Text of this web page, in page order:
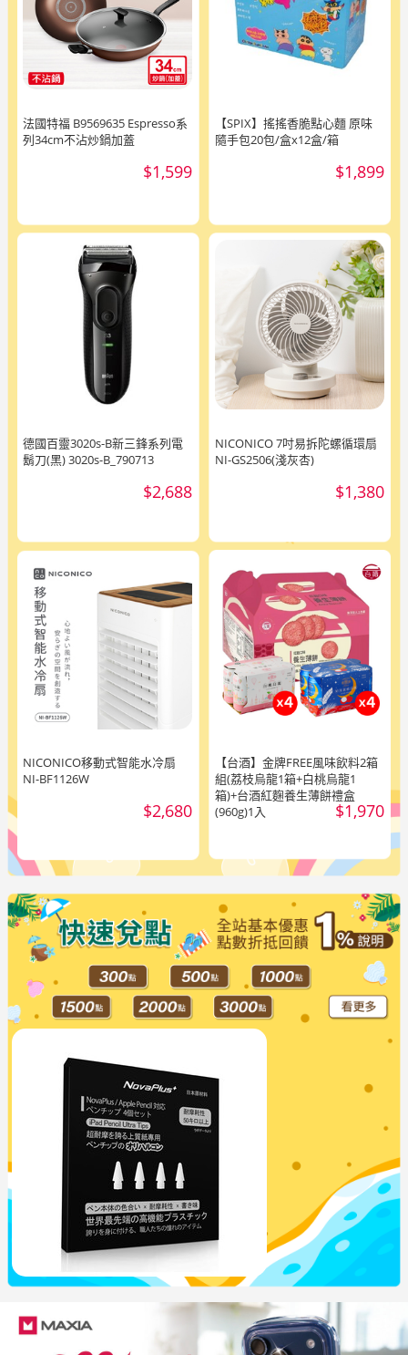
法國特福 B9569635 Espresso系
列34cm不沾炒鍋加蓋
$1,599
【SPIX】搖搖香脆點心麵 原味
隨手包20包/盒x12盒/箱
$1,899
德國百靈3020s-B新三鋒系列電
鬍刀(黑) 3020s-B_790713
$2,688
NICONICO 7吋易拆陀螺循環扇
NI-GS2506(淺灰杏)
$1,380
NICONICO移動式智能水冷扇
NI-BF1126W
$2,680
【台酒】金牌FREE風味飲料2箱
組(荔枝烏龍1箱+白桃烏龍1
箱)+台酒紅麴養生薄餅禮盒
(960g)1入
$1,970
NovaPlus UX替換筆尖組4入 白